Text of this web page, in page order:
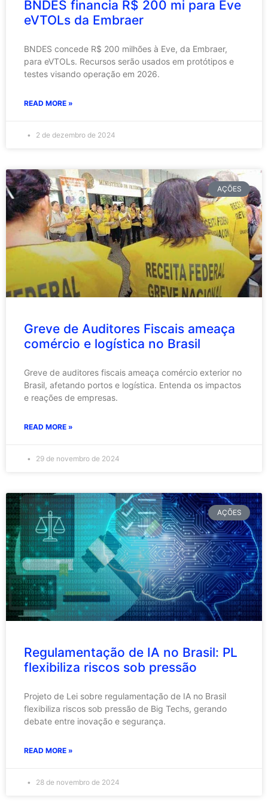
BNDES financia R$ 200 mi para Eve
eVTOLs da Embraer
BNDES concede R$ 200 milhões à Eve, da Embraer,
para eVTOLs. Recursos serão usados em protótipos e
testes visando operação em 2026.
READ MORE »
2 de dezembro de 2024
AÇÕES
Greve de Auditores Fiscais ameaça
comércio e logística no Brasil
Greve de auditores fiscais ameaça comércio exterior no
Brasil, afetando portos e logística. Entenda os impactos
e reações de empresas.
READ MORE »
29 de novembro de 2024
AÇÕES
Regulamentação de IA no Brasil: PL
flexibiliza riscos sob pressão
Projeto de Lei sobre regulamentação de IA no Brasil
flexibiliza riscos sob pressão de Big Techs, gerando
debate entre inovação e segurança.
READ MORE »
28 de novembro de 2024